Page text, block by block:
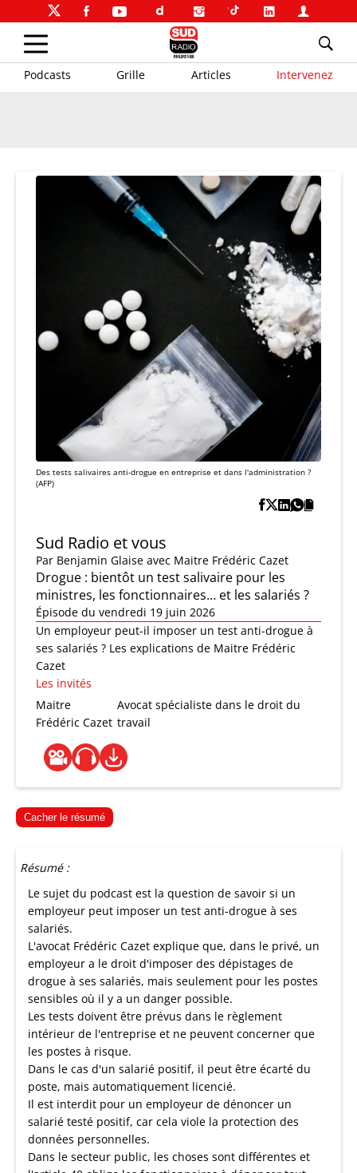
Podcasts Grille Articles Intervenez
Des tests salivaires anti-drogue en entreprise et dans l'administration ?
(AFP)
Sud Radio et vous
Par Benjamin Glaise avec Maitre Frédéric Cazet
Drogue : bientôt un test salivaire pour les
ministres, les fonctionnaires… et les salariés ?
Épisode du vendredi 19 juin 2026
Un employeur peut-il imposer un test anti-drogue à
ses salariés ? Les explications de Maitre Frédéric
Cazet
Les invités
Maitre
Frédéric Cazet
Avocat spécialiste dans le droit du
travail
Cacher le résumé
Résumé :
Le sujet du podcast est la question de savoir si un
employeur peut imposer un test anti-drogue à ses
salariés.
L'avocat Frédéric Cazet explique que, dans le privé, un
employeur a le droit d'imposer des dépistages de
drogue à ses salariés, mais seulement pour les postes
sensibles où il y a un danger possible.
Les tests doivent être prévus dans le règlement
intérieur de l'entreprise et ne peuvent concerner que
les postes à risque.
Dans le cas d'un salarié positif, il peut être écarté du
poste, mais automatiquement licencié.
Il est interdit pour un employeur de dénoncer un
salarié testé positif, car cela viole la protection des
données personnelles.
Dans le secteur public, les choses sont différentes et